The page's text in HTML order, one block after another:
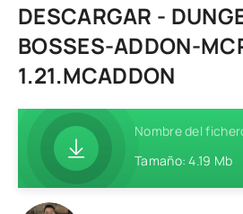
DESCARGAR -
BOSSES-ADDON-
1.21.MCADDON
Tamaño: 4.19 Mb